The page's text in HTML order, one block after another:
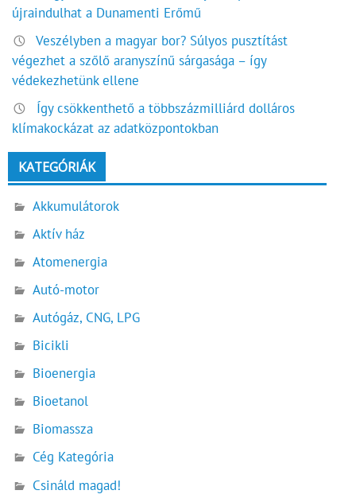
újraindulhat a Dunamenti Erőmű
Veszélyben a magyar bor? Súlyos pusztítást
végezhet a szőlő aranyszínű sárgasága – így
védekezhetünk ellene
Így csökkenthető a többszázmilliárd dolláros
klímakockázat az adatközpontokban
KATEGÓRIÁK
Akkumulátorok
Aktív ház
Atomenergia
Autó-motor
Autógáz, CNG, LPG
Bicikli
Bioenergia
Bioetanol
Biomassza
Cég Kategória
Csináld magad!